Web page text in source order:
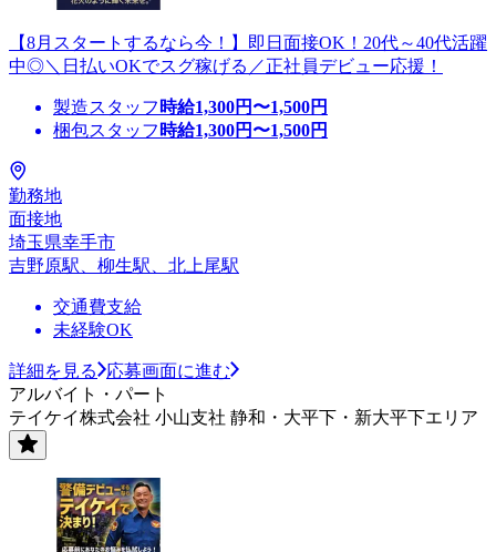
【8月スタートするなら今！】即日面接OK！20代～40代活躍
中◎＼日払いOKでスグ稼げる／正社員デビュー応援！
製造スタッフ 時給1,300円〜1,500円
梱包スタッフ 時給1,300円〜1,500円
勤務地
面接地
埼玉県幸手市
吉野原駅、柳生駅、北上尾駅
交通費支給
未経験OK
詳細を見る
応募画面に進む
アルバイト・パート
テイケイ株式会社 小山支社 静和・大平下・新大平下エリア